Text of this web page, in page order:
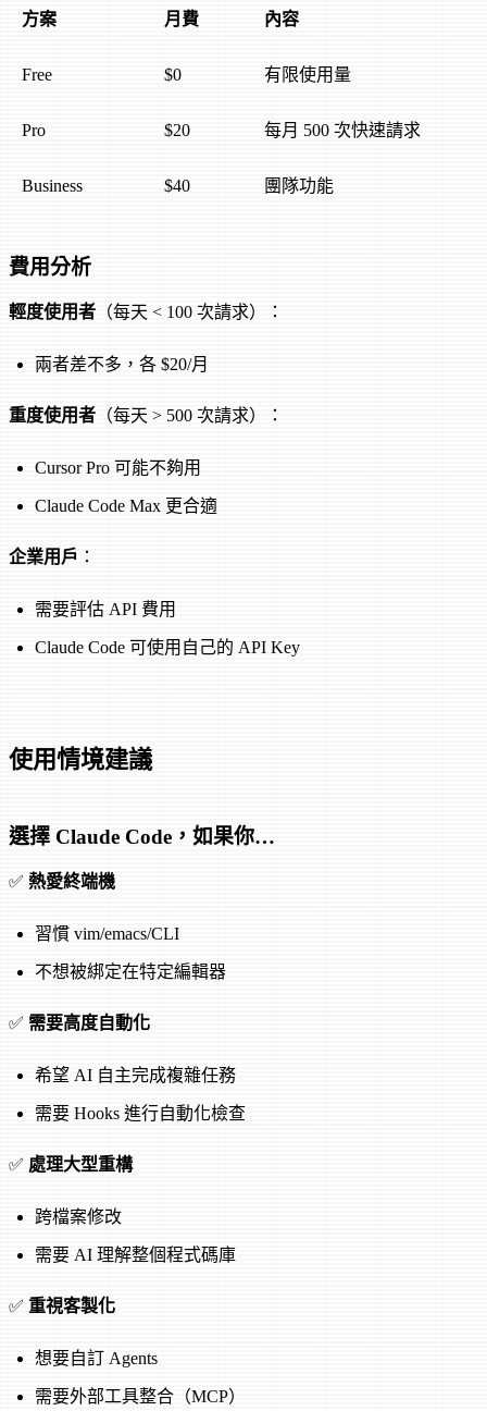
方案 月費 內容
Free $0 有限使用量
Pro $20 每月 500 次快速請求
Business $40 團隊功能
費用分析
輕度使用者 （每天 < 100 次請求）：
兩者差不多，各 $20/月
重度使用者 （每天 > 500 次請求）：
Cursor Pro 可能不夠用
Claude Code Max 更合適
企業用戶 ：
需要評估 API 費用
Claude Code 可使用自己的 API Key
使用情境建議
選擇 Claude Code，如果你…
✅ 熱愛終端機
習慣 vim/emacs/CLI
不想被綁定在特定編輯器
✅ 需要高度自動化
希望 AI 自主完成複雜任務
需要 Hooks 進行自動化檢查
✅ 處理大型重構
跨檔案修改
需要 AI 理解整個程式碼庫
✅ 重視客製化
想要自訂 Agents
需要外部工具整合（MCP）